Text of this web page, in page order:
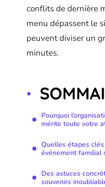
conflits de dernière
menu dépassent le
peuvent diviser un
minutes.
Pourquoi
mérite toute votre
Quelles étapes
événement familial
Des astuces
souvenirs